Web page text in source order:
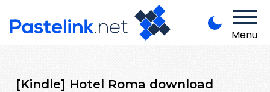
Menu
[Kindle] Hotel Roma download